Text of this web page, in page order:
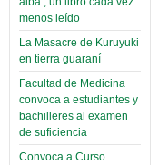
menos leído
La Masacre de Kuruyuki
en tierra guaraní
Facultad de Medicina
convoca a estudiantes y
bachilleres al examen
de suficiencia
Convoca a Curso